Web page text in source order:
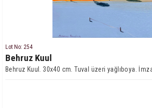
Lot No: 254
Behruz Kuul
Behruz Kuul. 30x40 cm. Tuval üzeri yağlıboya.